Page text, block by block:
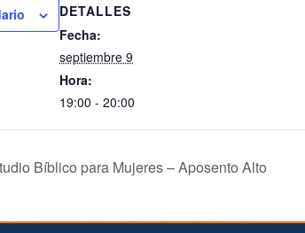
DETALLES
Fecha:
septiembre 9
Hora:
19:00 - 20:00
Bíblico para Mujeres – Aposento Alto